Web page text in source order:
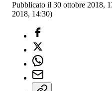
Pubblicato il 30 ottobre 2018,
2018, 14:30)